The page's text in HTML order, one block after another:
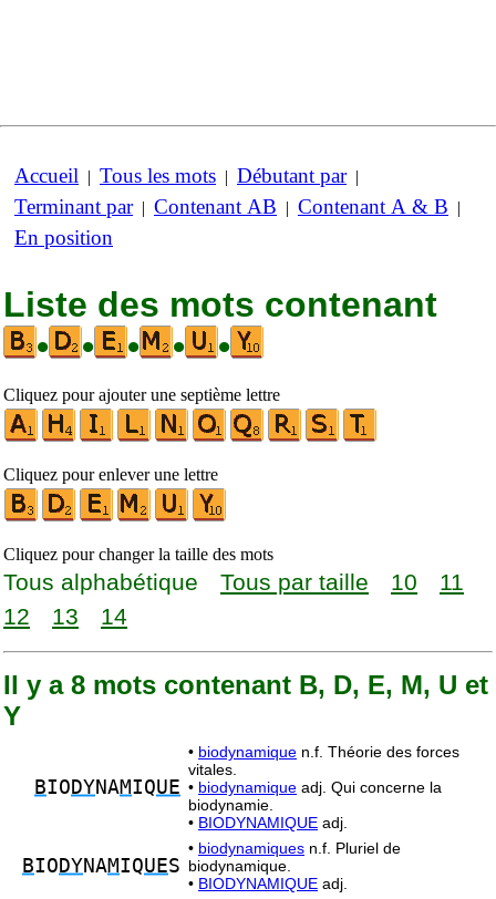
Accueil | Tous les mots | Débutant par|
Terminant par| Contenant AB | Contenant A & B |
En position
Liste des mots contenant
•
• • • •
Cliquez pour ajouter une septième lettre
Cliquez pour enlever une lettre
Cliquez pour changer la taille des mots
Tous alphabétique Tous par taille 10
11
12
13 14
Il y a 8 mots contenant B, D, E, M, U et
Y
BIO DYNAMIQUE
• biodynamique n.f. Théorie des forces
vitales.
• biodynamique adj. Qui concerne la
biodynamie.
• BIODYNAMIQUE adj.
BIO DYNAMIQUES
• biodynamiques n.f. Pluriel de
biodynamique.
• BIODYNAMIQUE adj.